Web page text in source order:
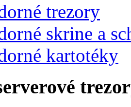
trezory
skrine a
kartotéky